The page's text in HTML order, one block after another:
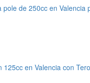
pole de 250cc en Valencia
125cc en Valencia con